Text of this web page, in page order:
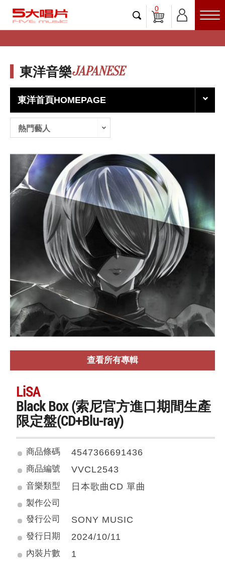
0
東洋音樂JAPANESE
東洋首頁HOMEPAGE
熱門藝人
查看所有專輯
LiSA
Black Box (索尼官方進口期間生產
限定盤(CD+Blu-ray)
商品條碼 4547366691436
商品編號 VVCL2543
音樂類型 日本歌曲CD 單曲
製作公司
發行公司
SONY MUSIC
發行日期 2024/10/11
內裝片數 1